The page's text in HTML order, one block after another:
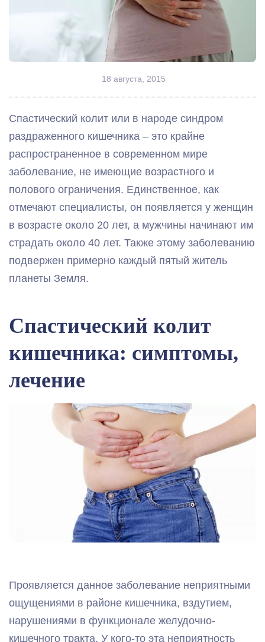
18 августа, 2015
Спастический колит или в народе синдром
раздраженного кишечника – это крайне
распространенное в современном мире
заболевание, не имеющие возрастного и
полового ограничения. Единственное, как
отмечают специалисты, он появляется у женщин
в возрасте около 20 лет, а мужчины начинают им
страдать около 40 лет. Также этому заболеванию
подвержен примерно каждый пятый житель
планеты Земля.
Спастический колит
кишечника: симптомы,
лечение
Проявляется данное заболевание неприятными
ощущениями в районе кишечника, вздутием,
нарушениями в функционале желудочно-
кишечного тракта. У кого-то эта неприятность